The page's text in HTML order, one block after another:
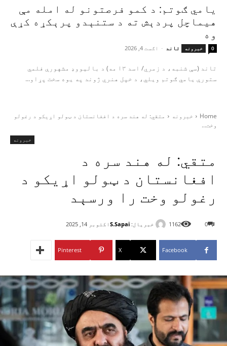
یامي ګوتم: د کمو فرصتونو له امله مې
هیماچل پردېش ته د ستنېدو پرېکړه کړې
وه
خبرونه تاند - اګست 4, 2026 0
تاند (سې شنبه، د زمري/ اسد ۱۳ مه) د بالیووډ مشهورې فلمي
ستورې یامي ګوتم ویلي، د خپل هنري ژوند په یوه سخت پړاو...